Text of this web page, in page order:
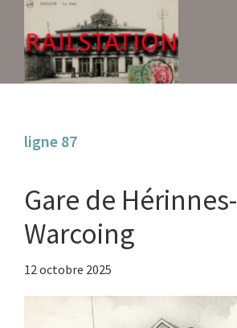
main
content
primary
sidebar
ligne 87
Gare de Hérinnes-
Warcoing
12 octobre 2025